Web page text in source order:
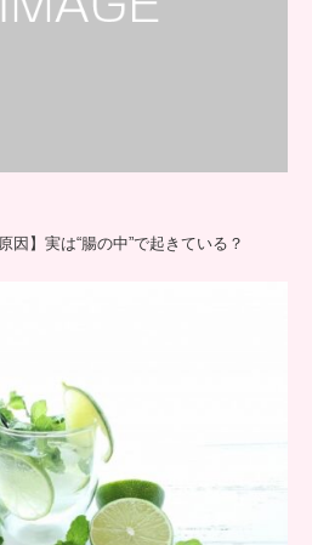
因】実は“腸の中”で起きている？